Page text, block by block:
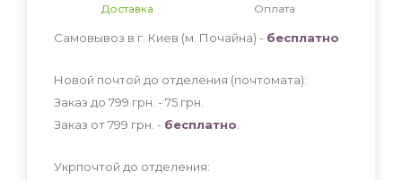
Доставка
Оплата
Самовывоз в г. Киев (м. Почайна) - бесплатно
Новой почтой до отделения (почтомата):
Заказ до 799 грн. - 75 грн
Заказ от 799 грн. - бесплатно
Укрпочтой до отделения: